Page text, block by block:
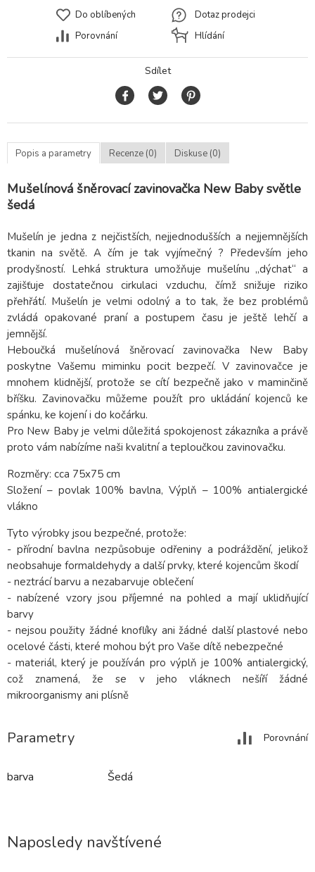
Do oblíbených
Porovnání
Dotaz prodejci
Hlídání
Sdílet
Popis a parametry Recenze (0) Diskuse (0)
Mušelínová šněrovací zavinovačka New Baby světle
šedá
Mušelín je jedna z nejčistších, nejjednodušších a nejjemnějších
tkanin na světě. A čím je tak vyjímečný ? Především jeho
prodyšností. Lehká struktura umožňuje mušelínu „dýchat“ a
zajišťuje dostatečnou cirkulaci vzduchu, čímž snižuje riziko
přehřátí. Mušelín je velmi odolný a to tak, že bez problémů
zvládá opakované praní a postupem času je ještě lehčí a
jemnější.
Heboučká mušelínová šněrovací zavinovačka New Baby
poskytne Vašemu miminku pocit bezpečí. V zavinovačce je
mnohem klidnější, protože se cítí bezpečně jako v maminčině
bříšku. Zavinovačku můžeme použít pro ukládání kojenců ke
spánku, ke kojení i do kočárku.
Pro New Baby je velmi důležitá spokojenost zákazníka a právě
proto vám nabízíme naši kvalitní a teploučkou zavinovačku.
Rozměry: cca 75x75 cm
Složení – povlak 100% bavlna, Výplň – 100% antialergické
vlákno
Tyto výrobky jsou bezpečné, protože:
- přírodní bavlna nezpůsobuje odřeniny a podráždění, jelikož
neobsahuje formaldehydy a další prvky, které kojencům škodí
- neztrácí barvu a nezabarvuje oblečení
- nabízené vzory jsou příjemné na pohled a mají uklidňující
barvy
- nejsou použity žádné knoflíky ani žádné další plastové nebo
ocelové části, které mohou být pro Vaše dítě nebezpečné
- materiál, který je používán pro výplň je 100% antialergický,
což znamená, že se v jeho vláknech nešíří žádné
mikroorganismy ani plísně
Parametry Porovnání
barva Šedá
Naposledy navštívené